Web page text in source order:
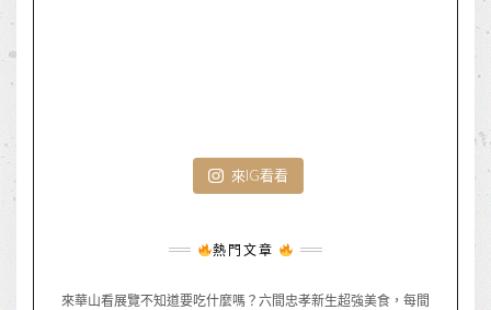
來IG看看
熱門文章
來華山看展覽不知道要吃什麼嗎？六間忠孝新生超強美食，每間